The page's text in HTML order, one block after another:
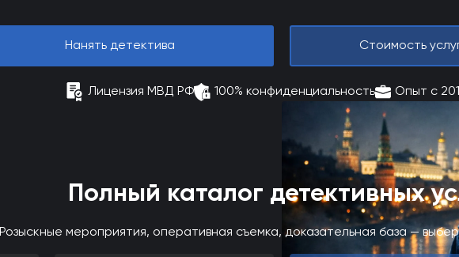
Нанять детектива Стоимость
Лицензия МВД РФ 100% конфиденциальность Опыт с
Полный каталог детективных
Розыскные мероприятия, оперативная съемка, доказательная база —